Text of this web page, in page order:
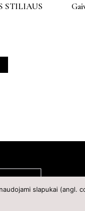
STILIAUS
slapukai (angl.